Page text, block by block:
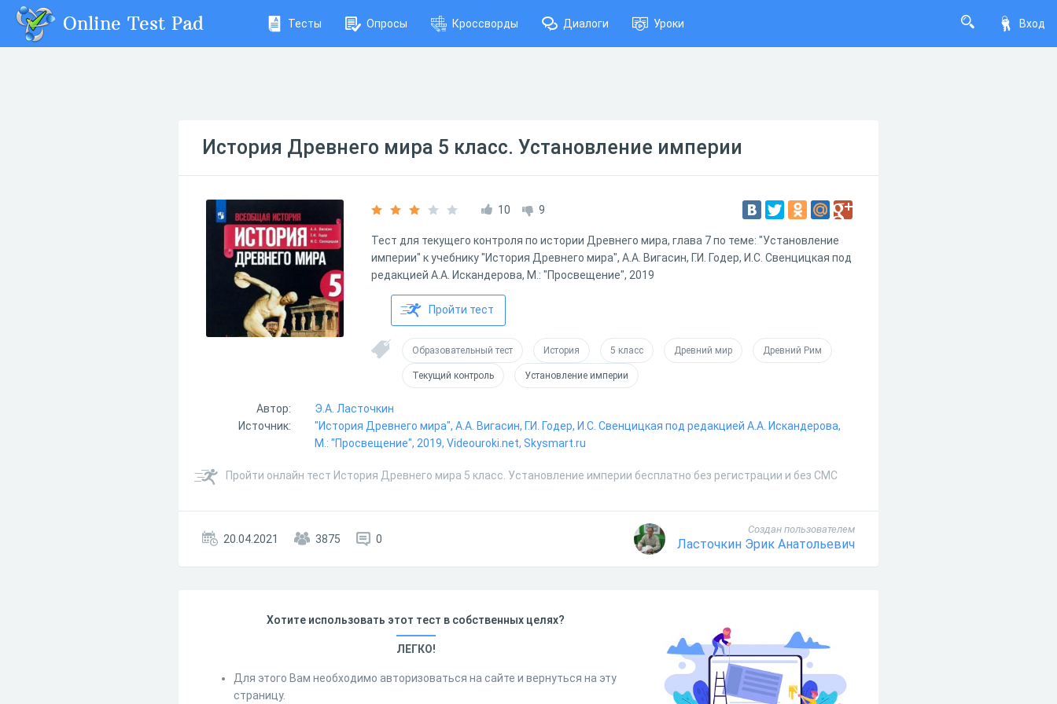
Вход
Online Test Pad Тесты Опросы Кроссворды Диалоги Уроки
История Древнего мира 5 класс. Установление империи
10 9
Тест для текущего контроля по истории Древнего мира, глава 7 по теме: "Установление
империи" к учебнику "История Древнего мира", А.А. Вигасин, Г.И. Годер, И.С. Свенцицкая под
редакцией А.А. Искандерова, М.: "Просвещение", 2019
Пройти тест
Образовательный тест История 5 класс Древний мир Древний Рим
Текущий контроль Установление империи
Автор:
Э.А. Ласточкин
Источник:
"История Древнего мира", А.А. Вигасин, Г.И. Годер, И.С. Свенцицкая под редакцией А.А. Искандерова,
М.: "Просвещение", 2019, Videouroki.net, Skysmart.ru
Пройти онлайн тест История Древнего мира 5 класс. Установление империи бесплатно без регистрации и без СМС
20.04.2021 3875 0
Создан пользователем
Ласточкин Эрик Анатольевич
Хотите использовать этот тест в собственных целях?
ЛЕГКО!
Для этого Вам необходимо авторизоваться на сайте и вернуться на эту
страницу.